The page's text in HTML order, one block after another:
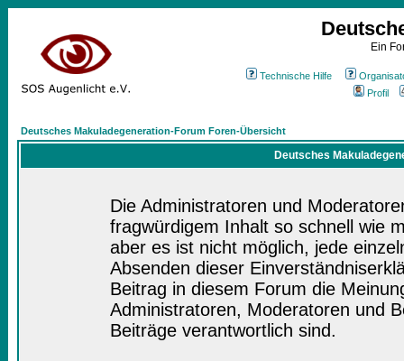
Ein
Technische Hilfe
Profil
Deutsches Makuladegeneration-Forum Foren-Übersicht
Deutsches
Die Administratoren und
fragwürdigem Inhalt so schnell wie
aber es ist nicht möglich, jede
Absenden dieser
Beitrag in diesem Forum die
Administratoren, Moderatoren und
Beiträge verantwortlich sind.